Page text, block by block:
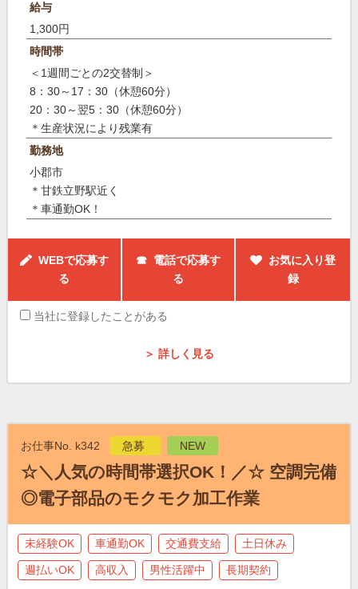
給与
1,300円
時間帯
＜1週間ごとの2交替制＞
8：30～17：30（休憩60分）
20：30～翌5：30（休憩60分）
＊生産状況により残業有
勤務地
小郡市
＊甘鉄立野駅近く
＊車通勤OK！
WEBで応募す
る
☎ 電話で応募す
る
お気に入り登
録
当社に登録したことがある
＞ 詳しく見る
お仕事No. k342 急募 NEW
☆＼人気の時間帯選択OK！／☆ 空調完備
◎電子部品のモクモク加工作業
未経験OK 車通勤OK 交通費支給 土日休み
週払いOK 高収入 男性活躍中 長期契約